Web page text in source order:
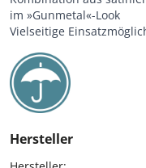
im »Gunmetal«-Look
Vielseitige
Hersteller